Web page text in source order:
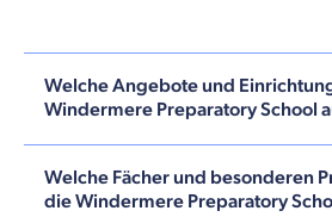
Welche Angebote und
Windermere Preparatory School
Welche Fächer und besonderen
die Windermere Preparatory